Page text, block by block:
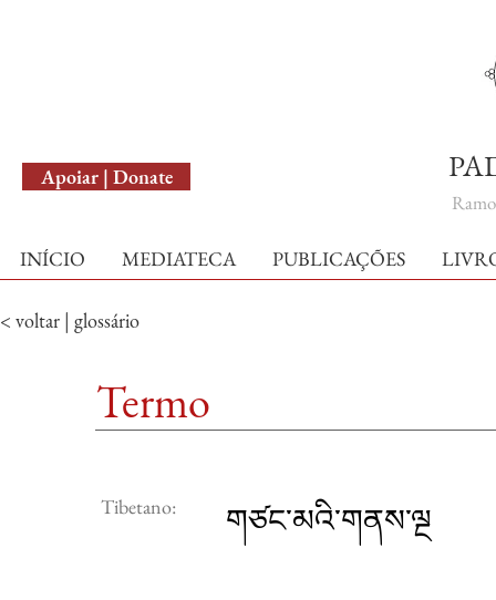
Apoiar | Donate
INÍCIO MEDIATECA PUBLICAÇÕES
< voltar | glossário
Termo
Tibetano: གཙང་མའི་གནས་ལྔ